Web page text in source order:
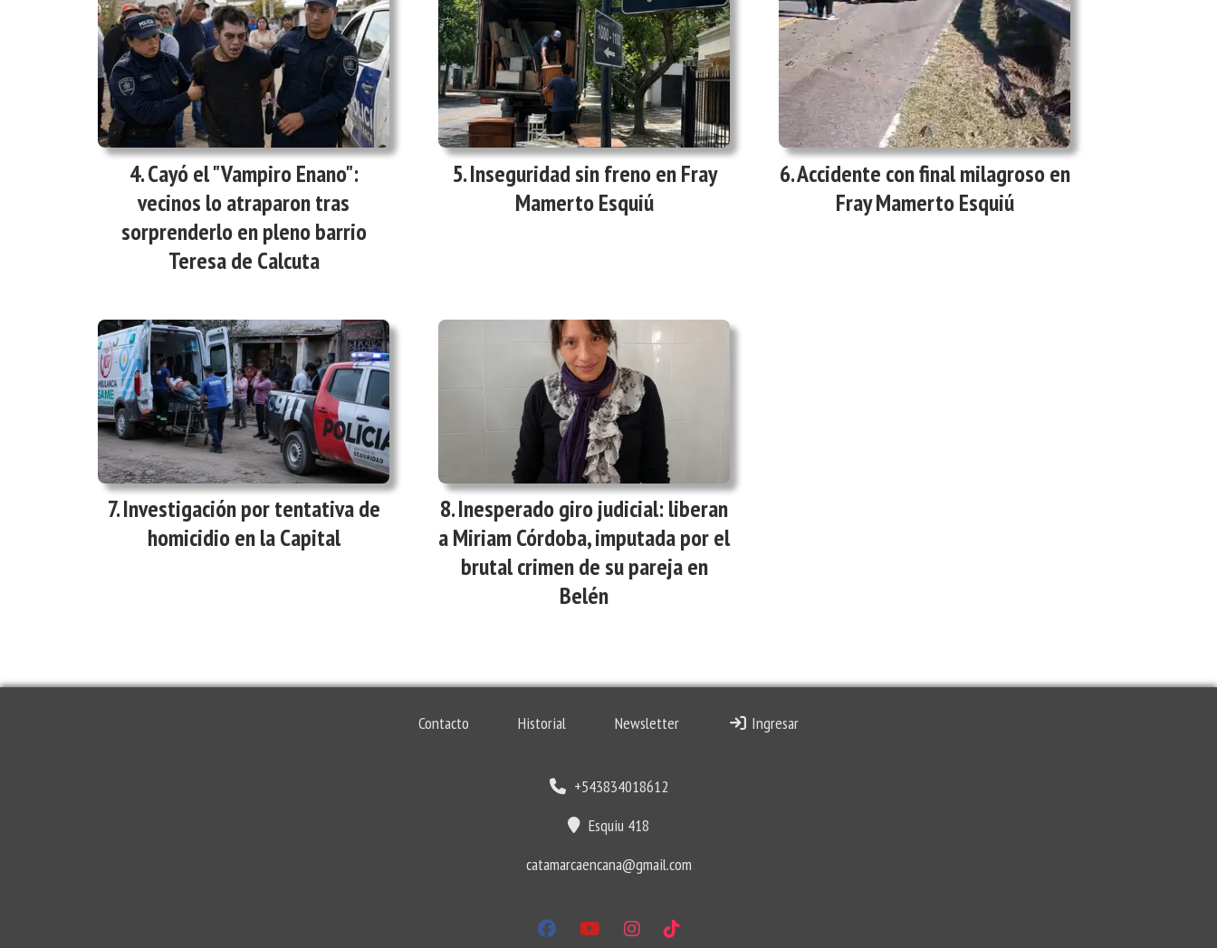
Cayó el "Vampiro Enano":
vecinos lo atraparon tras
sorprenderlo en pleno barrio
Teresa de Calcuta
Inseguridad sin freno en Fray
Mamerto Esquiú
Accidente con final milagroso en
Fray Mamerto Esquiú
Investigación por tentativa de
homicidio en la Capital
Inesperado giro judicial: liberan
a Miriam Córdoba, imputada por el
brutal crimen de su pareja en
Belén
Contacto Historial Newsletter Ingresar
+543834018612
Esquiu 418
catamarcaencana@gmail.com